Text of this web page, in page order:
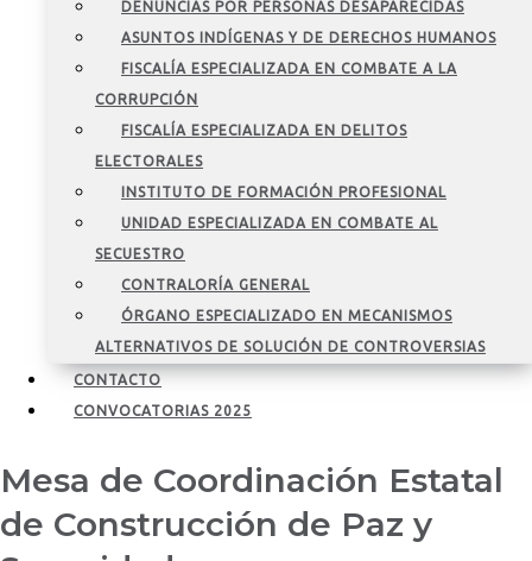
DENUNCIAS POR PERSONAS DESAPARECIDAS
ASUNTOS INDÍGENAS Y DE DERECHOS HUMANOS
FISCALÍA ESPECIALIZADA EN COMBATE A LA
CORRUPCIÓN
FISCALÍA ESPECIALIZADA EN DELITOS
ELECTORALES
INSTITUTO DE FORMACIÓN PROFESIONAL
UNIDAD ESPECIALIZADA EN COMBATE AL
SECUESTRO
CONTRALORÍA GENERAL
ÓRGANO ESPECIALIZADO EN MECANISMOS
ALTERNATIVOS DE SOLUCIÓN DE CONTROVERSIAS
CONTACTO
CONVOCATORIAS 2025
Mesa de Coordinación Estatal
de Construcción de Paz y